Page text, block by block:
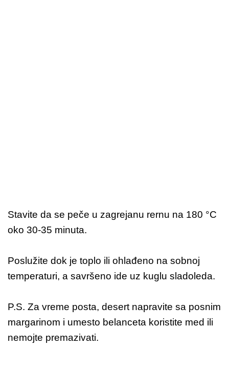
Stavite da se peče u zagrejanu rernu na 180 °C
oko 30-35 minuta.
Poslužite dok je toplo ili ohlađeno na sobnoj
temperaturi, a savršeno ide uz kuglu sladoleda.
P.S. Za vreme posta, desert napravite sa posnim
margarinom i umesto belanceta koristite med ili
nemojte premazivati.